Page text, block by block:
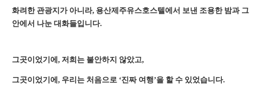
화려한 관광지가 아니라, 용산제주유스호스텔에서 보낸 조용한 밤과 그
안에서 나눈 대화들입니다.
그곳이었기에, 저희는 불안하지 않았고,
그곳이었기에, 우리는 처음으로 ‘진짜 여행’을 할 수 있었습니다.